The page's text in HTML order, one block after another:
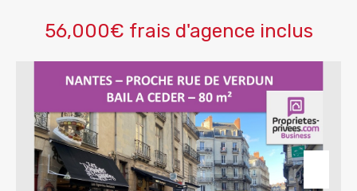
56,000€ frais d'agence inclus